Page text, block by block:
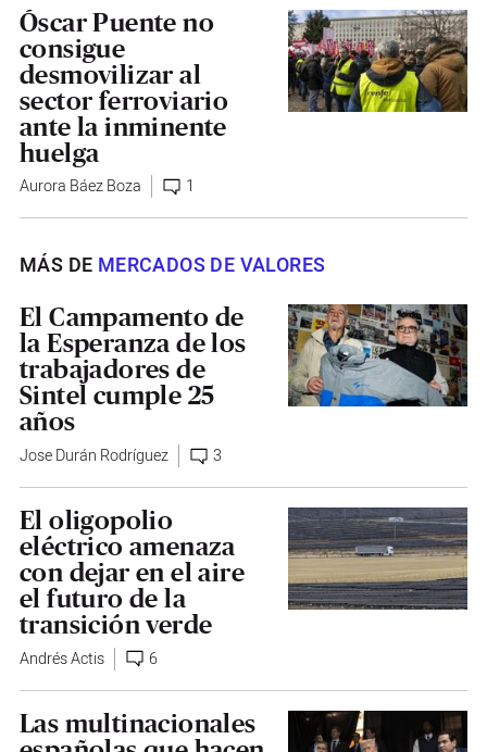
Óscar Puente no
consigue
desmovilizar al
sector ferroviario
ante la inminente
huelga
Aurora Báez Boza 1
MÁS DE MERCADOS DE VALORES
El Campamento de
la Esperanza de los
trabajadores de
Sintel cumple 25
años
Jose Durán Rodríguez 3
El oligopolio
eléctrico amenaza
con dejar en el aire
el futuro de la
transición verde
Andrés Actis 6
Las multinacionales